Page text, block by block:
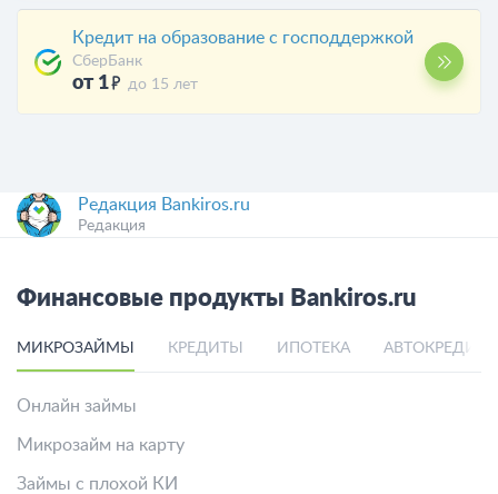
Кредит на образование с господдержкой
СберБанк
от 1 до 15 лет
Редакция Bankiros.ru
Редакция
Финансовые продукты Bankiros.ru
МИКРОЗАЙМЫ КРЕДИТЫ ИПОТЕКА
Онлайн займы
Микрозайм на карту
Займы с плохой КИ